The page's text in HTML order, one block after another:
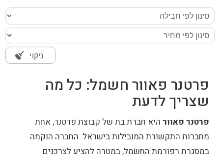
ניקוי
פרטנר פאוור חשמל: כל מה
שצריך לדעת
פרטנר פאוורהיא חברת בת של קבוצת פרטנר, אחת
מחברות התקשורת המובילות בישראל. החברה הוקמה
במסגרת רפורמת החשמל, במטרה להציע לצרכנים